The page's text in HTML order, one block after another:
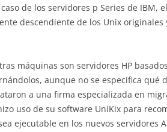
caso de los servidores p Series de IBM,
descendiente de los Unix
máquinas son servidores HP
aunque no se especifica
a una firma especializada en
uso de su software UniKix para
ejecutable en los nuevos servidores